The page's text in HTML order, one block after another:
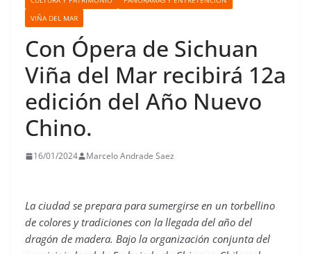
VIÑA DEL MAR
Con Ópera de Sichuan
Viña del Mar recibirá 12a
edición del Año Nuevo
Chino.
16/01/2024 Marcelo Andrade Saez
La ciudad se prepara para sumergirse en un torbellino
de colores y tradiciones con la llegada del año del
dragón de madera. Bajo la organización conjunta del